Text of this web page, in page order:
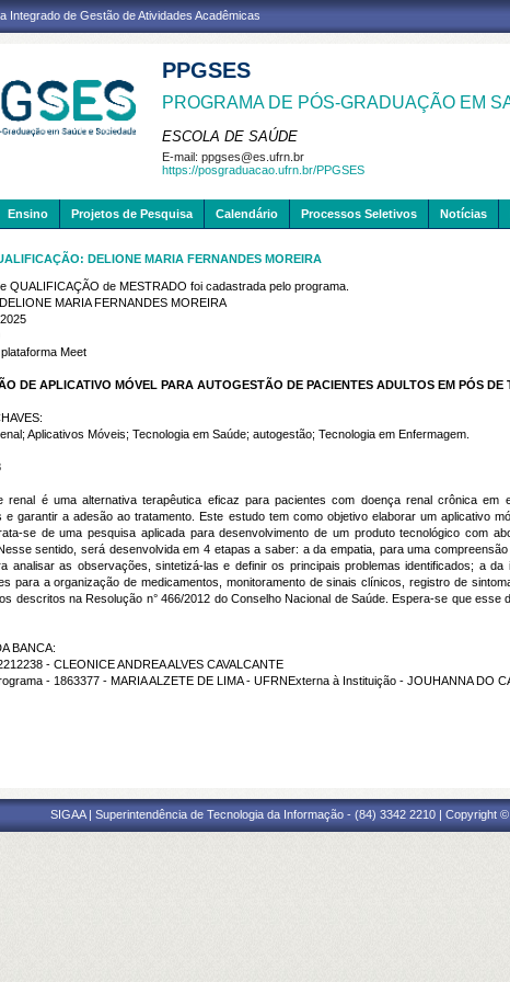
Integrado de Gestão de Atividades Acadêmicas
PPGSES
PROGRAMA DE PÓS-GRADUAÇÃO EM
ESCOLA DE SAÚDE
E-mail: ppgses@es.ufrn.br
https://posgraduacao.ufrn.br/PPGSES
Ensino Projetos de Pesquisa Calendário Processos Seletivos Notícias
DELIONE MARIA FERNANDES MOREIRA
QUALIFICAÇÃO de MESTRADO foi cadastrada pelo programa.
MARIA FERNANDES MOREIRA
Meet
DE APLICATIVO MÓVEL PARA AUTOGESTÃO DE PACIENTES ADULTOS EM PÓS DE
Aplicativos Móveis; Tecnologia em Saúde; autogestão; Tecnologia em Enfermagem.
renal é uma alternativa terapêutica eficaz para pacientes com doença renal crônica
e garantir a adesão ao tratamento. Este estudo tem como objetivo elaborar um aplicativo
se de uma pesquisa aplicada para desenvolvimento de um produto tecnológico com
sentido, será desenvolvida em 4 etapas a saber: a da empatia, para uma
analisar as observações, sintetizá-las e definir os principais problemas identificados; a
para a organização de medicamentos, monitoramento de sinais clínicos, registro de
descritos na Resolução n° 466/2012 do Conselho Nacional de Saúde. Espera-se que
BANCA:
- CLEONICE ANDREA ALVES CAVALCANTE
- 1863377 - MARIA ALZETE DE LIMA - UFRNExterna à Instituição - JOUHANNA DO
SIGAA | Superintendência de Tecnologia da Informação - (84) 3342 2210 |